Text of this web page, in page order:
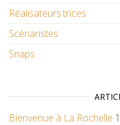
Réalisateurs.trices
Scénaristes
Snaps
Bienvenue à La Rochelle